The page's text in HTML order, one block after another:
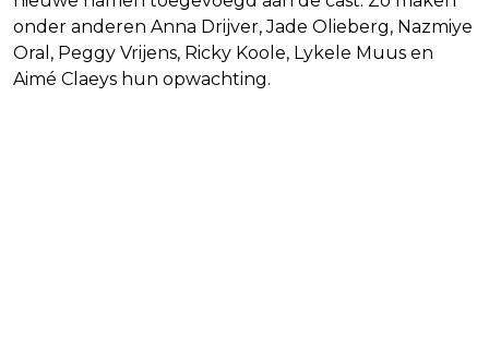
onder anderen Anna Drijver, Jade Olieberg, Nazmiye
Oral, Peggy Vrijens, Ricky Koole, Lykele Muus en
Aimé Claeys hun opwachting.